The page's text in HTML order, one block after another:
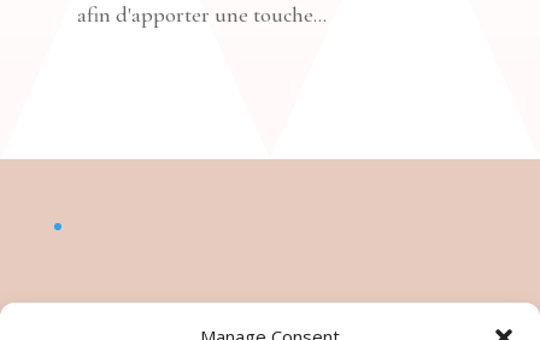
afin d'apporter une touche...